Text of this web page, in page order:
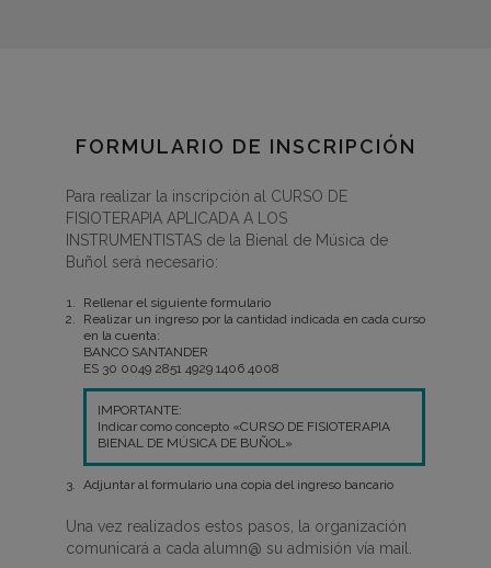
FORMULARIO DE INSCRIPCIÓN
Para realizar la inscripción al CURSO DE
FISIOTERAPIA APLICADA A LOS
INSTRUMENTISTAS de la Bienal de Música de
Buñol será necesario:
Rellenar el siguiente formulario
Realizar un ingreso por la cantidad indicada en cada curso
en la cuenta:
BANCO SANTANDER
ES 30 0049 2851 4929 1406 4008
IMPORTANTE:
Indicar como concepto «CURSO DE FISIOTERAPIA
BIENAL DE MÚSICA DE BUÑOL»
Adjuntar al formulario una copia del ingreso bancario
Una vez realizados estos pasos, la organización
comunicará a cada alumn@ su admisión vía mail.